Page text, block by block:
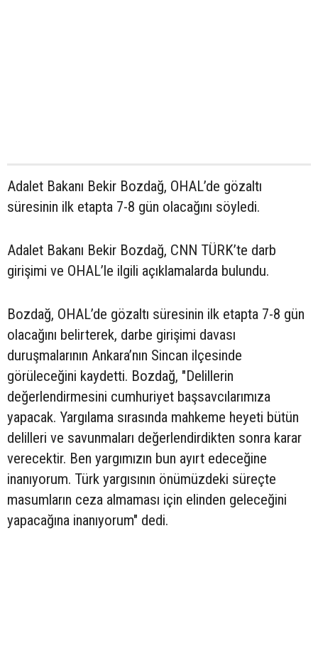
Adalet Bakanı Bekir Bozdağ, OHAL’de gözaltı
süresinin ilk etapta 7-8 gün olacağını söyledi.
Adalet Bakanı Bekir Bozdağ, CNN TÜRK’te darb
girişimi ve OHAL’le ilgili açıklamalarda bulundu.
Bozdağ, OHAL’de gözaltı süresinin ilk etapta 7-8 gün
olacağını belirterek, darbe girişimi davası
duruşmalarının Ankara’nın Sincan ilçesinde
görüleceğini kaydetti. Bozdağ, "Delillerin
değerlendirmesini cumhuriyet başsavcılarımıza
yapacak. Yargılama sırasında mahkeme heyeti bütün
delilleri ve savunmaları değerlendirdikten sonra karar
verecektir. Ben yargımızın bun ayırt edeceğine
inanıyorum. Türk yargısının önümüzdeki süreçte
masumların ceza almaması için elinden geleceğini
yapacağına inanıyorum" dedi.